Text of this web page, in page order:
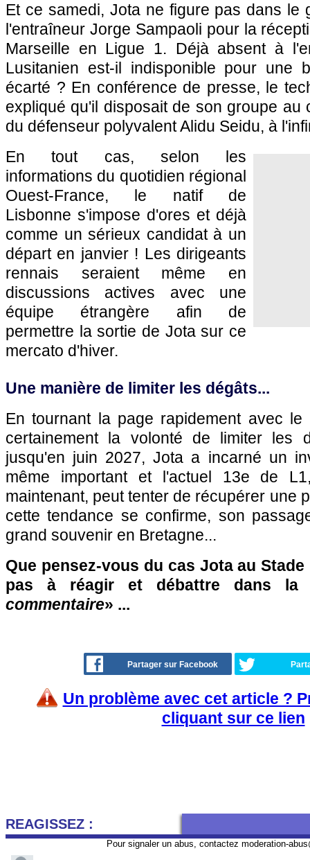
Et ce samedi, Jota ne figure pas dans le
l'entraîneur Jorge Sampaoli pour la
Marseille en Ligue 1. Déjà absent à
Lusitanien est-il indisponible pour une
écarté ? En conférence de presse, le
expliqué qu'il disposait de son groupe au
du défenseur polyvalent Alidu Seidu, à
En tout cas, selon les
informations du quotidien régional
Ouest-France, le natif de
Lisbonne s'impose d'ores et déjà
comme un sérieux candidat à un
départ en janvier ! Les dirigeants
rennais seraient même en
discussions actives avec une
équipe étrangère afin de
permettre la sortie de Jota sur ce
mercato d'hiver.
Une manière de limiter les dégâts...
En tournant la page rapidement avec le
certainement la volonté de limiter les
jusqu'en juin 2027, Jota a incarné un
même important et l'actuel 13e de
maintenant, peut tenter de récupérer une
cette tendance se confirme, son
grand souvenir en Bretagne...
Que pensez-vous du cas Jota au
pas à réagir et débattre dans la
commentaire» ...
Partager sur Facebook
Un problème avec cet article ?
cliquant sur ce lien
REAGISSEZ :
Pour signaler un abus, contactez moderation-